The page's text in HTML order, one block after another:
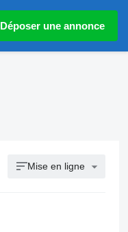
Déposer une annonce
Mise en ligne